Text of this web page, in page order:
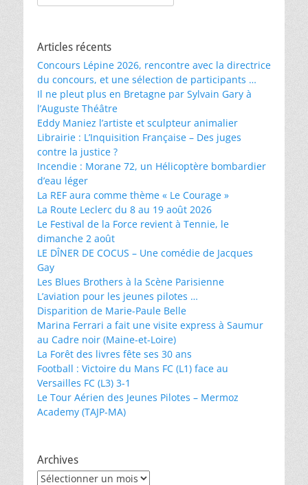
Articles récents
Concours Lépine 2026, rencontre avec la directrice
du concours, et une sélection de participants …
Il ne pleut plus en Bretagne par Sylvain Gary à
l’Auguste Théâtre
Eddy Maniez l’artiste et sculpteur animalier
Librairie : L’Inquisition Française – Des juges
contre la justice ?
Incendie : Morane 72, un Hélicoptère bombardier
d’eau léger
La REF aura comme thème « Le Courage »
La Route Leclerc du 8 au 19 août 2026
Le Festival de la Force revient à Tennie, le
dimanche 2 août
LE DÎNER DE COCUS – Une comédie de Jacques
Gay
Les Blues Brothers à la Scène Parisienne
L’aviation pour les jeunes pilotes …
Disparition de Marie-Paule Belle
Marina Ferrari a fait une visite express à Saumur
au Cadre noir (Maine-et-Loire)
La Forêt des livres fête ses 30 ans
Football : Victoire du Mans FC (L1) face au
Versailles FC (L3) 3-1
Le Tour Aérien des Jeunes Pilotes – Mermoz
Academy (TAJP-MA)
Archives
Archives